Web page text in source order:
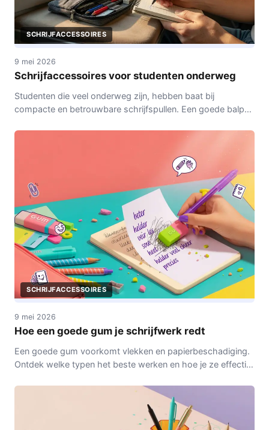
SCHRIJFACCESSOIRES
9 mei 2026
Schrijfaccessoires voor studenten onderweg
Studenten die veel onderweg zijn, hebben baat bij
compacte en betrouwbare schrijfspullen. Een goede balpen
inneemt, maakt het dagelijks verschil.
SCHRIJFACCESSOIRES
9 mei 2026
Hoe een goede gum je schrijfwerk redt
Een goede gum voorkomt vlekken en papierbeschadiging.
Ontdek welke typen het beste werken en hoe je ze effectief